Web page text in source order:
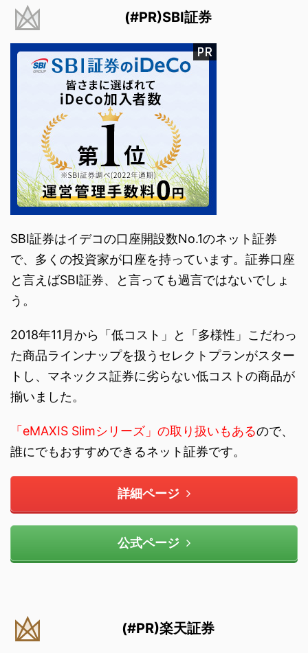
(#PR)SBI証券
SBI証券はイデコの口座開設数No.1のネット証券
で、多くの投資家が口座を持っています。証券口座
と言えばSBI証券、と言っても過言ではないでしょ
う。
2018年11月から「低コスト」と「多様性」こだわっ
た商品ラインナップを扱うセレクトプランがスター
トし、マネックス証券に劣らない低コストの商品が
揃いました。
「eMAXIS Slimシリーズ」の取り扱いもあるので、
誰にでもおすすめできるネット証券です。
詳細ページ
公式ページ
(#PR)楽天証券